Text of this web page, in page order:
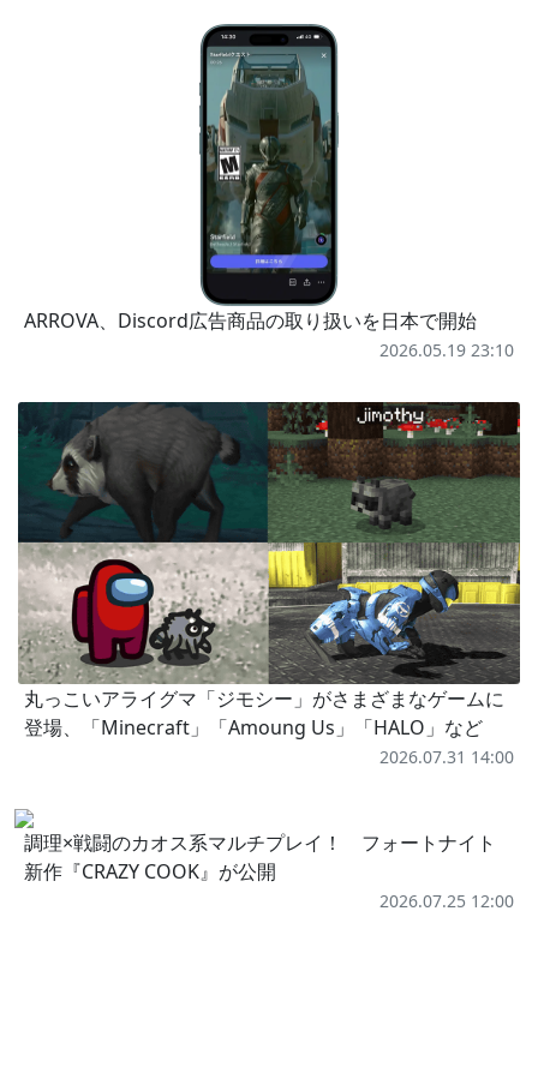
ARROVA、Discord広告商品の取り扱いを日本で開始
2026.05.19 23:10
丸っこいアライグマ「ジモシー」がさまざまなゲームに
登場、「Minecraft」「Amoung Us」「HALO」など
2026.07.31 14:00
調理×戦闘のカオス系マルチプレイ！ フォートナイト
新作『CRAZY COOK』が公開
2026.07.25 12:00